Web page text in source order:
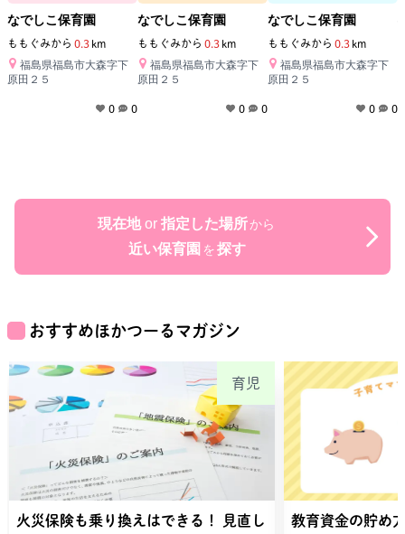
なでしこ保育園
ももぐみから 0.3 km
福島県福島市大森字下
原田２５
0 0
なでしこ保育園
ももぐみから 0.3 km
福島県福島市大森字下
原田２５
0 0
なでしこ保育園
ももぐみから 0.3 km
福島県福島市大森字下
原田２５
0 0
現在地 or 指定した場所から
近い保育園 を探す
おすすめほかつーるマガジン
育児
火災保険も乗り換えはできる！ 見直し
教育資金の貯め